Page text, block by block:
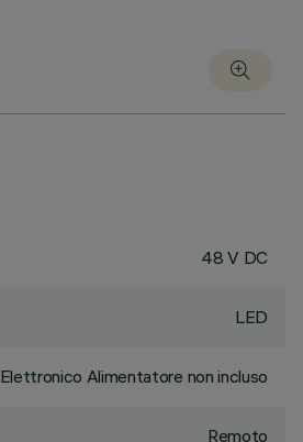
48 V DC
LED
Elettronico Alimentatore non incluso
Remoto